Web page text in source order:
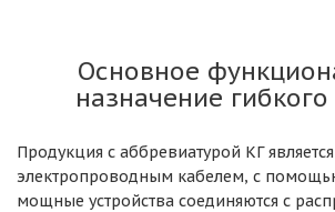
Основное
назначение
Продукция с аббревиатурой КГ
электропроводным кабелем, с
мощные устройства соединяются с